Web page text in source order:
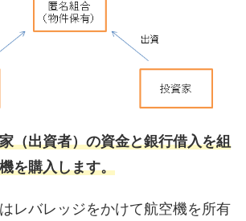
（出資者）の資金と銀行借入を組
を購入します。
レバレッジをかけて航空機を所有